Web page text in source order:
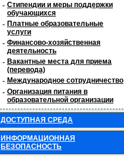
- Стипендии и меры поддержки
обучающихся
- Платные образовательные
услуги
- Финансово-хозяйственная
деятельность
- Вакантные места для приема
(перевода)
- Международное сотрудничество
- Организация питания в
образовательной организации
ДОСТУПНАЯ СРЕДА
ИНФОРМАЦИОННАЯ
БЕЗОПАСНОСТЬ